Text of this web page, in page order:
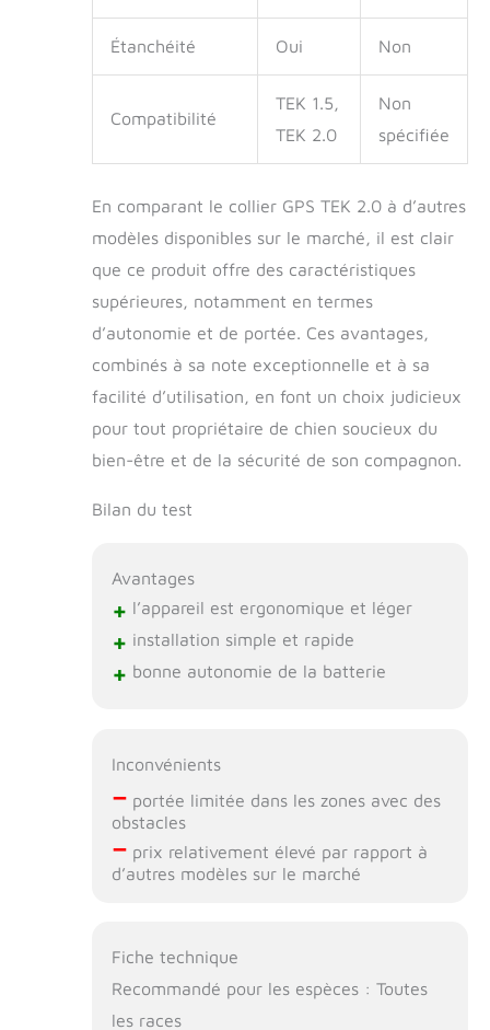
Étanchéité Oui Non
Compatibilité
TEK 1.5,
TEK 2.0
Non
spécifiée
En comparant le collier GPS TEK 2.0 à d’autres
modèles disponibles sur le marché, il est clair
que ce produit offre des caractéristiques
supérieures, notamment en termes
d’autonomie et de portée. Ces avantages,
combinés à sa note exceptionnelle et à sa
facilité d’utilisation, en font un choix judicieux
pour tout propriétaire de chien soucieux du
bien-être et de la sécurité de son compagnon.
Bilan du test
Avantages
+ l’appareil est ergonomique et léger
+ installation simple et rapide
+ bonne autonomie de la batterie
Inconvénients
–portée limitée dans les zones avec des
obstacles
–prix relativement élevé par rapport à
d’autres modèles sur le marché
Fiche technique
Recommandé pour les espèces : Toutes
les races